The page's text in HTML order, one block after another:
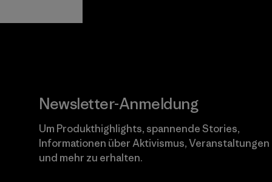
Newsletter-Anmeldung
Um Produkthighlights, spannende Stories,
Informationen über Aktivismus, Veranstaltungen
und mehr zu erhalten.